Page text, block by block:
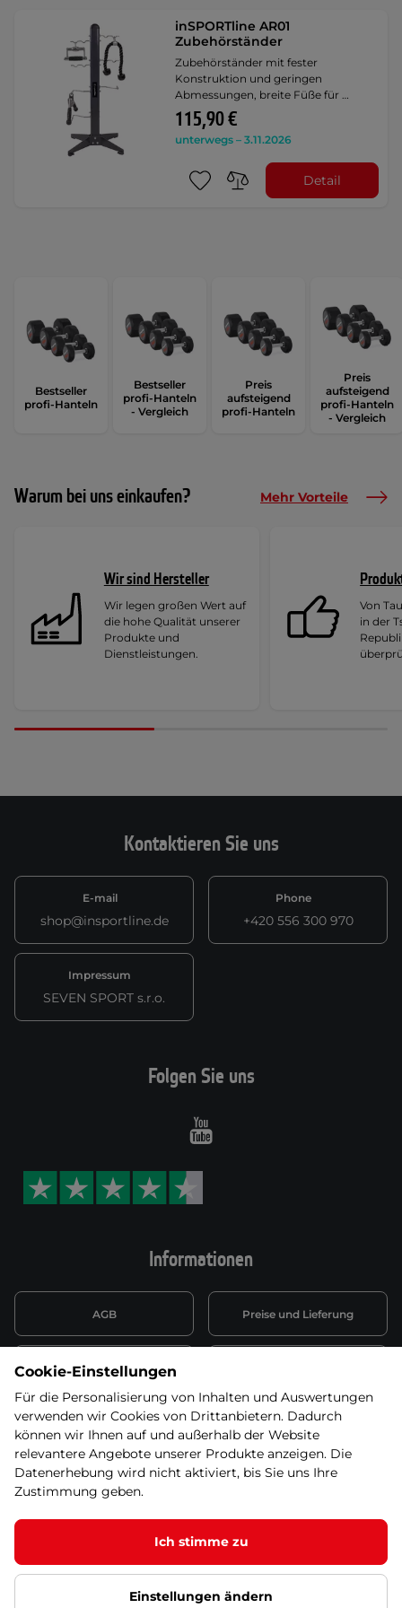
inSPORTline AR01
Zubehörständer
Zubehörständer mit fester
Konstruktion und geringen
Abmessungen, breite Füße für …
115,90 €
unterwegs – 3.11.2026
Detail
Bestseller
profi-Hanteln
Bestseller
profi-Hanteln
- Vergleich
Preis
aufsteigend
profi-Hanteln
Preis
aufsteigend
profi-Hanteln
- Vergleich
Warum bei uns einkaufen? Mehr Vorteile
Wir sind Hersteller
Wir legen großen Wert auf
die hohe Qualität unserer
Produkte und
Dienstleistungen.
Von
in der
Kontaktieren Sie uns
E-mail
shop@insportline.de
Phone
+420 556 300 970
Impressum
SEVEN SPORT s.r.o.
Informationen
AGB Preise und Lieferung
Datenschutzerklärung
Wiederufsbelehrung mit Link
zum Formular
Batterieentsorgung
Informationen zu Elektro-
und Elektonikgeräten
Widerruf erklären
Folgen Sie uns
Youtube
© 2026 SEVEN SPORT s.r.o Alle Rechte vorbehalten1
Datenschutzgrundsätze Google Datenschutz Google
Cookie-Einstellungen
Für die Personalisierung von Inhalten und Auswertungen
verwenden wir Cookies von Drittanbietern. Dadurch
können wir Ihnen auf und außerhalb der Website
relevantere Angebote unserer Produkte anzeigen. Die
Datenerhebung wird nicht aktiviert, bis Sie uns Ihre
Zustimmung geben.
Ich stimme zu
Einstellungen ändern